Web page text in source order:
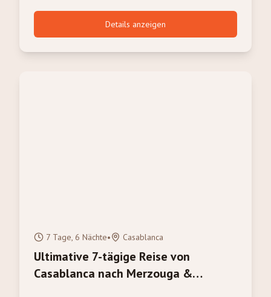
Details anzeigen
7 Tage, 6 Nächte• Casablanca
Ultimative 7-tägige Reise von
Casablanca nach Merzouga &